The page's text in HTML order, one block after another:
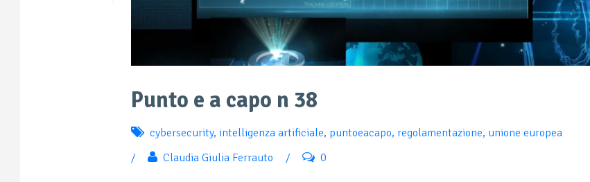
Punto e a capo n 38
cybersecurity, intelligenza artificiale, puntoeacapo, regolamentazione, unione europea
/
Claudia Giulia Ferrauto / 0